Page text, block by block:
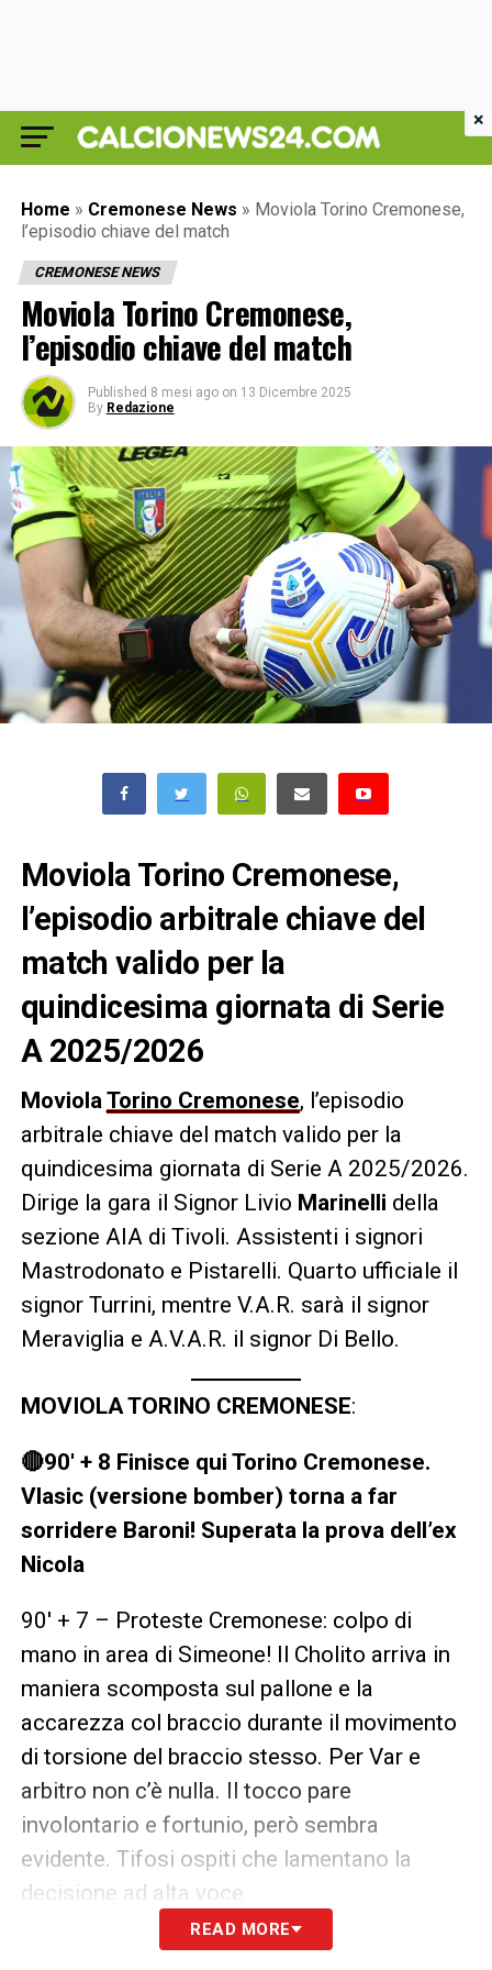
Home » Cremonese News » Moviola Torino Cremonese,
l’episodio chiave del match
CREMONESE NEWS
Moviola Torino Cremonese,
l’episodio chiave del match
Published 8 mesi ago on 13 Dicembre 2025
By Redazione
Moviola Torino Cremonese,
l’episodio arbitrale chiave del
match valido per la
quindicesima giornata di Serie
A 2025/2026
MoviolaTorino Cremonese, l’episodio
arbitrale chiave del match valido per la
quindicesima giornata di Serie A 2025/2026.
Dirige la gara il Signor Livio Marinelli della
sezione AIA di Tivoli. Assistenti i signori
Mastrodonato e Pistarelli. Quarto ufficiale il
signor Turrini, mentre V.A.R. sarà il signor
Meraviglia e A.V.A.R. il signor Di Bello.
MOVIOLA TORINO CREMONESE:
🔴90′ + 8 Finisce qui Torino Cremonese.
Vlasic (versione bomber) torna a far
sorridere Baroni! Superata la prova dell’ex
Nicola
90′ + 7 – Proteste Cremonese: colpo di
mano in area di Simeone! Il Cholito arriva in
maniera scomposta sul pallone e la
accarezza col braccio durante il movimento
di torsione del braccio stesso. Per Var e
arbitro non c’è nulla. Il tocco pare
involontario e fortunio, però sembra
evidente. Tifosi ospiti che lamentano la
decisione ad alta voce
🔴45′ – Inizia il secondo tempo di Torino
READ MORE
×